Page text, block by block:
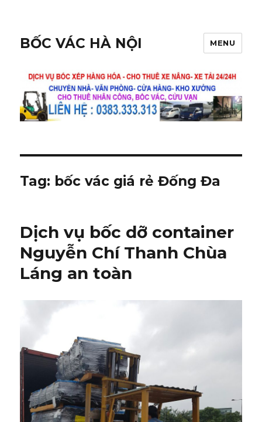
BỐC VÁC HÀ NỘI MENU
Tag: bốc vác giá rẻ Đống Đa
Dịch vụ bốc dỡ container
Nguyễn Chí Thanh Chùa
Láng an toàn